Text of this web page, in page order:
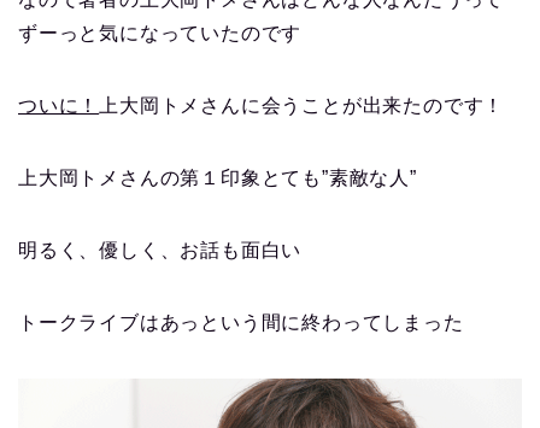
ずーっと気になっていたのです
ついに！ 上大岡トメさんに会うことが出来たのです！
上大岡トメさんの第１印象とても”素敵な人”
明るく、優しく、お話も面白い
トークライブはあっという間に終わってしまった